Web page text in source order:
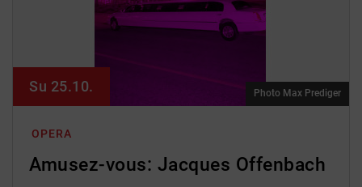
OPERA
Amusez-vous: Jacques Offenbach
Su 25.10. Photo Max Prediger